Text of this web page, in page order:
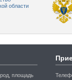
области
площадь